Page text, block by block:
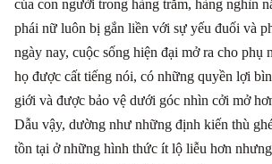
của con người trong hàng trăm, hàng nghìn
phái nữ luôn bị gắn liền với sự yếu đuối và
ngày nay, cuộc sống hiện đại mở ra cho phụ
họ được cất tiếng nói, có những quyền lợi
giới và được bảo vệ dưới góc nhìn cởi mở
Dẫu vậy, dường như những định kiến thù
tồn tại ở những hình thức ít lộ liễu hơn